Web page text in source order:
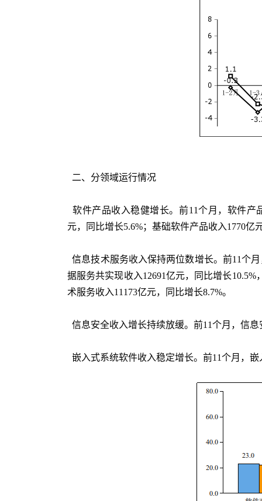
二、分领域运行情况
软件产品收入稳健增长。前11个月，软件产
元，同比增长5.6%；基础软件产品收入1770亿
信息技术服务收入保持两位数增长。前11个
据服务共实现收入12691亿元，同比增长
术服务收入11173亿元，同比增长8.7%。
信息安全收入增长持续放缓。前11个月，信
嵌入式系统软件收入稳定增长。前11个月，